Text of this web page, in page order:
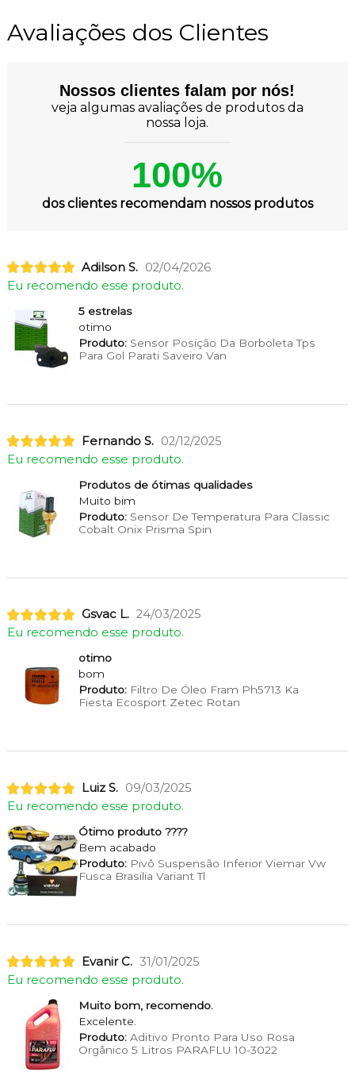
Avaliações dos Clientes
Nossos clientes falam por nós!
veja algumas avaliações de produtos da
nossa loja.
100%
dos clientes recomendam nossos produtos
Adilson S. 02/04/2026
Eu recomendo esse produto.
5 estrelas
otimo
Produto:Sensor Posição Da Borboleta Tps
Para Gol Parati Saveiro Van
Fernando S. 02/12/2025
Eu recomendo esse produto.
Produtos de ótimas qualidades
Muito bim
Produto:Sensor De Temperatura Para Classic
Cobalt Onix Prisma Spin
Gsvac L. 24/03/2025
Eu recomendo esse produto.
otimo
bom
Produto:Filtro De Óleo Fram Ph5713 Ka
Fiesta Ecosport Zetec Rotan
Luiz S. 09/03/2025
Eu recomendo esse produto.
Ótimo produto ????
Bem acabado
Produto:Pivô Suspensão Inferior Viemar Vw
Fusca Brasilia Variant Tl
Evanir C. 31/01/2025
Eu recomendo esse produto.
Muito bom, recomendo.
Excelente.
Produto:Aditivo Pronto Para Uso Rosa
Orgânico 5 Litros PARAFLU 10-3022